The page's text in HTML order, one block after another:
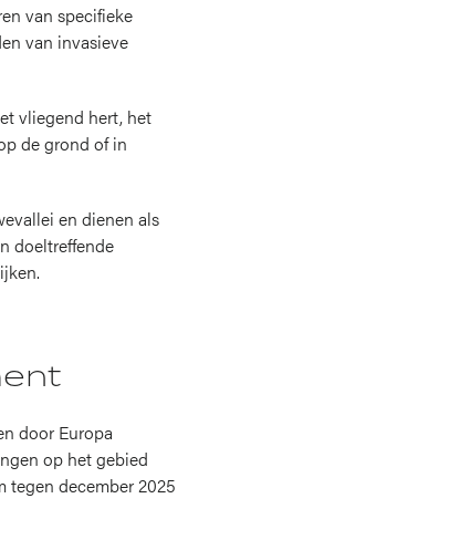
van specifieke
van invasieve
vliegend hert, het
de grond of in
en dienen als
doeltreffende
door Europa
op het gebied
tegen december 2025